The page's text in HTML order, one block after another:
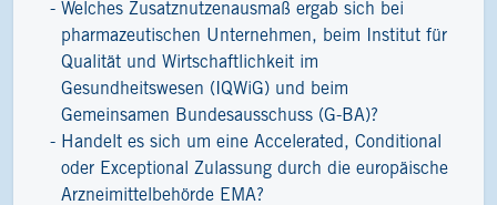
Welches Zusatznutzenausmaß ergab sich bei
pharmazeutischen Unternehmen, beim Institut für
Qualität und Wirtschaftlichkeit im
Gesundheitswesen (IQWiG) und beim
Gemeinsamen Bundesausschuss (G-BA)?
Handelt es sich um eine Accelerated, Conditional
oder Exceptional Zulassung durch die europäische
Arzneimittelbehörde EMA?